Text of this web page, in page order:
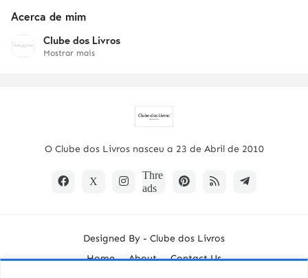
Acerca de mim
Clube dos Livros
Mostrar mais
O Clube dos Livros nasceu a 23 de Abril de 2010
Designed By - Clube dos Livros
Home
About Contact Us